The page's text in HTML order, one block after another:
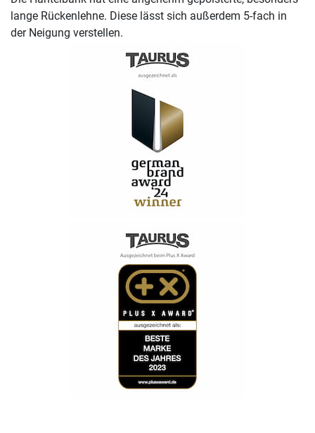
lange Rückenlehne. Diese lässt sich außerdem 5-fach in
der Neigung verstellen.